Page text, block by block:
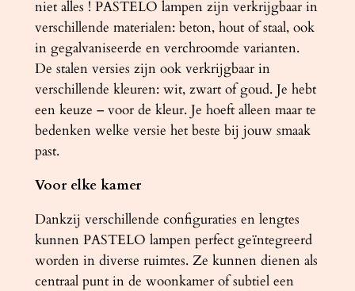
niet alles ! PASTELO lampen zijn verkrijgbaar in
verschillende materialen: beton, hout of staal, ook
in gegalvaniseerde en verchroomde varianten.
De stalen versies zijn ook verkrijgbaar in
verschillende kleuren: wit, zwart of goud. Je hebt
een keuze – voor de kleur. Je hoeft alleen maar te
bedenken welke versie het beste bij jouw smaak
past.
Voor elke kamer
Dankzij verschillende configuraties en lengtes
kunnen PASTELO lampen perfect geïntegreerd
worden in diverse ruimtes. Ze kunnen dienen als
centraal punt in de woonkamer of subtiel een